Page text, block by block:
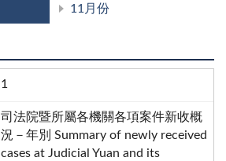
11月份
1
司法院暨所屬各機關各項案件新收概
況－年別 Summary of newly received
cases at Judicial Yuan and its